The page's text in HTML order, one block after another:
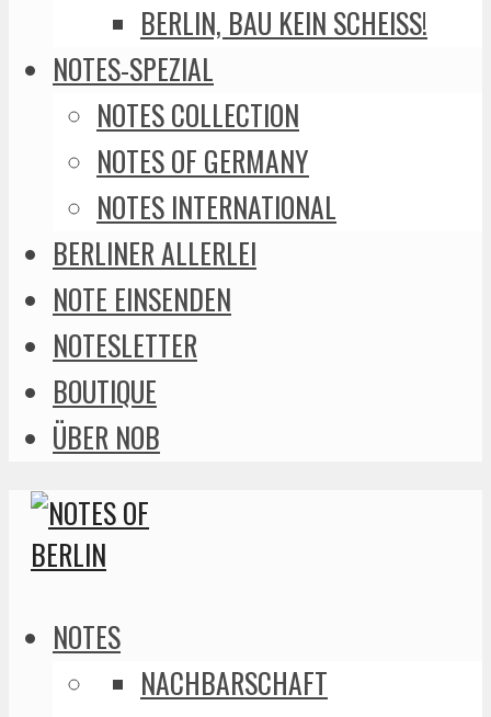
BERLIN, BAU KEIN SCHEISS!
NOTES-SPEZIAL
NOTES COLLECTION
NOTES OF GERMANY
NOTES INTERNATIONAL
BERLINER ALLERLEI
NOTE EINSENDEN
NOTESLETTER
BOUTIQUE
ÜBER NOB
NOTES
NACHBARSCHAFT